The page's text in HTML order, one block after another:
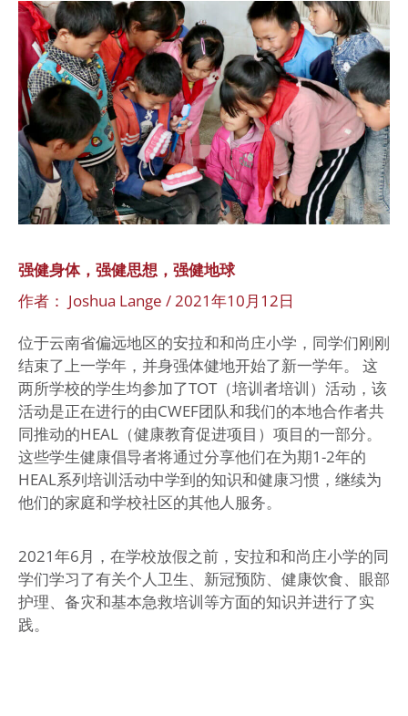
强健身体，强健思想，强健地球
作者： Joshua Lange /2021年10月12日
位于云南省偏远地区的安拉和和尚庄小学，同学们刚刚
结束了上一学年，并身强体健地开始了新一学年。 这
两所学校的学生均参加了TOT（培训者培训）活动，该
活动是正在进行的由CWEF团队和我们的本地合作者共
同推动的HEAL（健康教育促进项目）项目的一部分。
这些学生健康倡导者将通过分享他们在为期1-2年的
HEAL系列培训活动中学到的知识和健康习惯，继续为
他们的家庭和学校社区的其他人服务。
2021年6月，在学校放假之前，安拉和和尚庄小学的同
学们学习了有关个人卫生、新冠预防、健康饮食、眼部
护理、备灾和基本急救培训等方面的知识并进行了实
践。
强
健
身
体，
强
健
思
想，
强
健
球